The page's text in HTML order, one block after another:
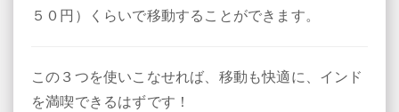
５０円）くらいで移動することができます。
この３つを使いこなせれば、移動も快適に、インド
を満喫できるはずです！